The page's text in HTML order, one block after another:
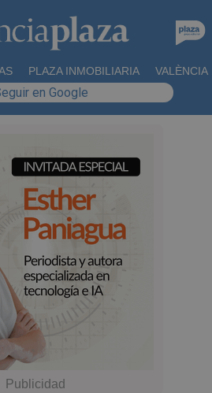
PLAZA INMOBILIARIA VALÈNCIA
en Google